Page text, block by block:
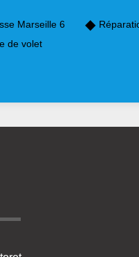
Marseille 6
de volet